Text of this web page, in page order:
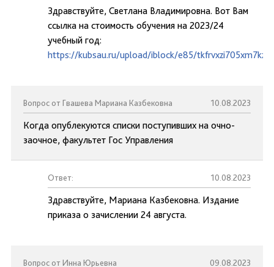
Здравствуйте, Светлана Владимировна. Вот Вам
ссылка на стоимость обучения на 2023/24
учебный год:
https://kubsau.ru/upload/iblock/e85/
Вопрос от Гвашева Мариана Казбековна 10.08.2023
Когда опублекуются списки поступивших на очно-
заочное, факультет Гос Управления
Ответ: 10.08.2023
Здравствуйте, Мариана Казбековна. Издание
приказа о зачислении 24 августа.
Вопрос от Инна Юрьевна 09.08.2023